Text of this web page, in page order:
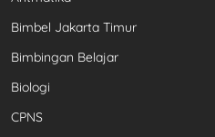
Bimbel Jakarta Timur
Bimbingan Belajar
Biologi
CPNS